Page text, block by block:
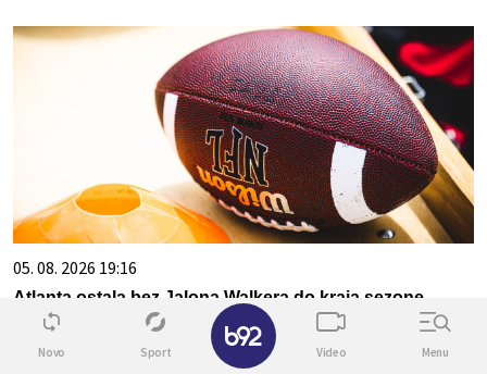
05. 08. 2026 19:16
Atlanta ostala bez Jalona Walkera do kraja sezone
Novo Sport Video Menu